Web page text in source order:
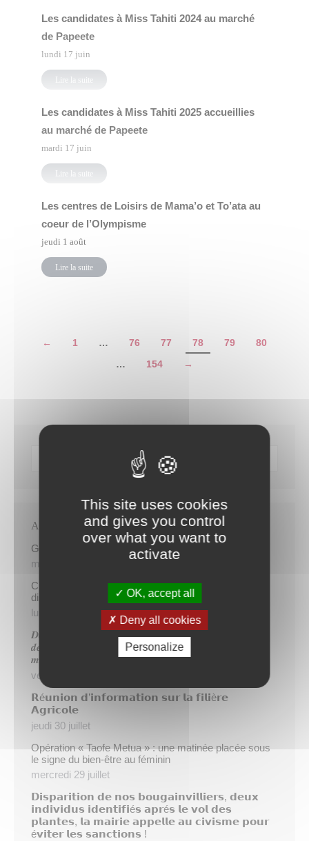
Les candidates à Miss Tahiti 2024 au marché
de Papeete
lundi 17 juin
Lire la suite
Les candidates à Miss Tahiti 2025 accueillies
au marché de Papeete
mardi 17 juin
Lire la suite
Les centres de Loisirs de Mama’o et To’ata au
coeur de l’Olympisme
jeudi 1 août
Lire la suite
← 1 … 76 77 78 79
80
…
154 →
Articles récents
Gratuité du parking de l’HDV le dimanche matin
mercredi 5 août
Cinq demandeurs d’emploi de Papeete intègrent le
dispositif TIATURI AMO
lundi 3 août
𝑫𝒆𝒖𝒙 𝒔𝒂𝒑𝒆𝒖𝒓𝒔-𝒑𝒐𝒎𝒑𝒊𝒆𝒓𝒔 𝒅𝒆 𝑷𝒂𝒑𝒆𝒆𝒕𝒆 𝒂𝒖𝒙 𝒄𝒐̂𝒕𝒆́𝒔 𝒅𝒖
𝒅𝒆́𝒕𝒂𝒄𝒉𝒆𝒎𝒆𝒏𝒕 𝒑𝒐𝒍𝒚𝒏𝒆́𝒔𝒊𝒆𝒏 𝒆𝒏 𝒓𝒆𝒏𝒇𝒐𝒓𝒕 𝒅𝒆𝒔 𝒆́𝒒𝒖𝒊𝒑𝒆𝒔
𝒎𝒐𝒃𝒊𝒍𝒊𝒔𝒆́𝒆𝒔 𝒅𝒂𝒏𝒔 𝒍’𝑯𝒆𝒙𝒂𝒈𝒐𝒏𝒆
vendredi 31 juillet
𝗥é𝘂𝗻𝗶𝗼𝗻 𝗱’𝗶𝗻𝗳𝗼𝗿𝗺𝗮𝘁𝗶𝗼𝗻 𝘀𝘂𝗿 𝗹𝗮 𝗳𝗶𝗹𝗶è𝗿𝗲
𝗔𝗴𝗿𝗶𝗰𝗼𝗹𝗲
jeudi 30 juillet
Opération « Taofe Metua » : une matinée placée sous
le signe du bien-être au féminin
mercredi 29 juillet
𝗗𝗶𝘀𝗽𝗮𝗿𝗶𝘁𝗶𝗼𝗻 𝗱𝗲 𝗻𝗼𝘀 𝗯𝗼𝘂𝗴𝗮𝗶𝗻𝘃𝗶𝗹𝗹𝗶𝗲𝗿𝘀, 𝗱𝗲𝘂𝘅
𝗶𝗻𝗱𝗶𝘃𝗶𝗱𝘂𝘀 𝗶𝗱𝗲𝗻𝘁𝗶𝗳𝗶é𝘀 𝗮𝗽𝗿é𝘀 𝗹𝗲 𝘃𝗼𝗹 𝗱𝗲𝘀
𝗽𝗹𝗮𝗻𝘁𝗲𝘀, 𝗹𝗮 𝗺𝗮𝗶𝗿𝗶𝗲 𝗮𝗽𝗽𝗲𝗹𝗹𝗲 𝗮𝘂 𝗰𝗶𝘃𝗶𝘀𝗺𝗲 𝗽𝗼𝘂𝗿
é𝘃𝗶𝘁𝗲𝗿 𝗹𝗲𝘀 𝘀𝗮𝗻𝗰𝘁𝗶𝗼𝗻𝘀 !
This site uses cookies
and gives you control
over what you want to
activate
OK, accept all
Deny all cookies
Personalize